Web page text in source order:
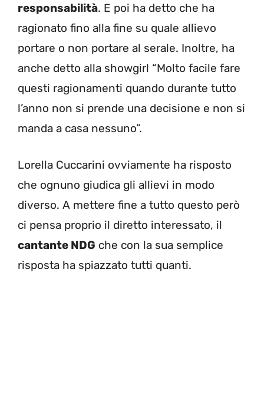
responsabilità. E poi ha detto che ha
ragionato fino alla fine su quale allievo
portare o non portare al serale. Inoltre, ha
anche detto alla showgirl “Molto facile fare
questi ragionamenti quando durante tutto
l’anno non si prende una decisione e non si
manda a casa nessuno”.
Lorella Cuccarini ovviamente ha risposto
che ognuno giudica gli allievi in modo
diverso. A mettere fine a tutto questo però
ci pensa proprio il diretto interessato, il
cantante NDG che con la sua semplice
risposta ha spiazzato tutti quanti.